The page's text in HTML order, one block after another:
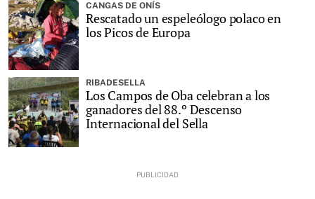
CANGAS DE ONÍS
Rescatado un espeleólogo polaco en
los Picos de Europa
RIBADESELLA
Los Campos de Oba celebran a los
ganadores del 88.º Descenso
Internacional del Sella